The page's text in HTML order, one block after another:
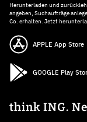
Herunterladen und
angeben, Suchaufträge
Co. erhalten. Jetzt
APPLE App Store
GOOGLE Play
think ING.